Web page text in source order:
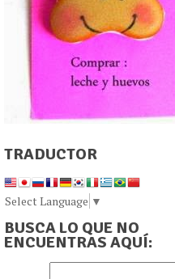
TRADUCTOR
Select Language ▼
BUSCA LO QUE NO
ENCUENTRAS AQUÍ: